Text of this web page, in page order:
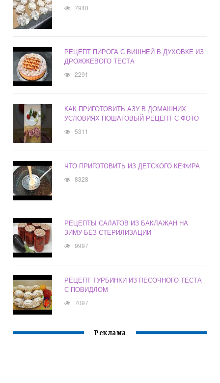
7940
РЕЦЕПТ ПИРОГА С ВИШНЕЙ В ДУХОВКЕ ИЗ
ДРОЖЖЕВОГО ТЕСТА
2291
КАК ПРИГОТОВИТЬ АЗУ В ДОМАШНИХ
УСЛОВИЯХ ПОШАГОВЫЙ РЕЦЕПТ С ФОТО
5311
ЧТО ПРИГОТОВИТЬ ИЗ ДЕТСКОГО КЕФИРА
8328
РЕЦЕПТЫ САЛАТОВ ИЗ БАКЛАЖАН НА
ЗИМУ БЕЗ СТЕРИЛИЗАЦИИ
9997
РЕЦЕПТ ТУРБИНКИ ИЗ ПЕСОЧНОГО ТЕСТА
С ПОВИДЛОМ
7097
Реклама